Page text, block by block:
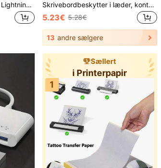
In-ear-høretelefoner med Lightning, Type-C og 3,5 mm-hovedtelefonstik, støjreduktion, stereo, lydstyrkekontrol, kompatible med 17/16/15/14/13/12/11-serien, smartphones, bærbare computere, computere, ideelle til PC-gaming, must-have Skrivebordbeskytter i læder, kontormåtte, stor musemåtte, skriveplade, skrivebordsmåtte, neglekunstbordmåtte, makeupmåtte, sort hvid lilla pink grå grøn blå skridsikker PU-læder med print, laptopmåtte, vandtæt skrivemåtte til kontor og hjem
5.23€ 5.28€
13 andre sælgere
Sællert
i Printerpapir
1